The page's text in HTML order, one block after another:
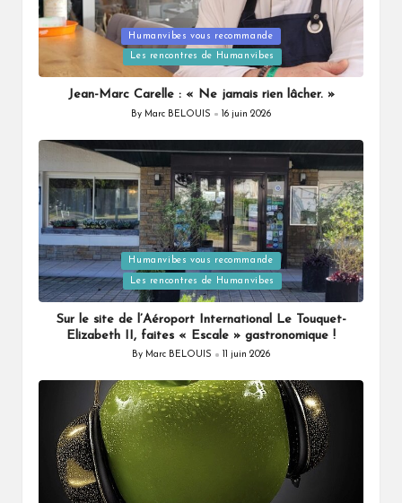
Posted
in
Humanvibes vous recommande
Les rencontres de Humanvibes
Jean-Marc Carelle : « Ne jamais rien lâcher. »
Posted
By Marc BELOUIS 16 juin 2026
Posted
in
Humanvibes vous recommande
Les rencontres de Humanvibes
Sur le site de l’Aéroport International Le Touquet-
Elizabeth II, faites « Escale » gastronomique !
Posted
By Marc BELOUIS 11 juin 2026